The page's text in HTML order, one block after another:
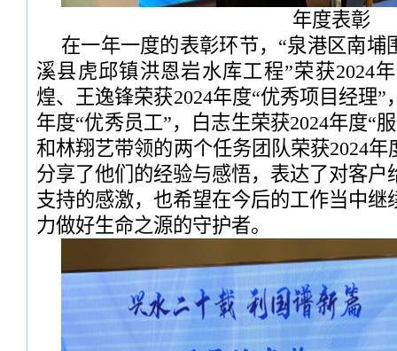
年度表彰
在一年一度的表彰环节，“泉港区南埔
溪县虎邱镇洪恩岩水库工程”荣获2024
煌、王逸锋荣获2024年度“优秀项目经理”
年度“优秀员工”，白志生荣获2024年度“
和林翔艺带领的两个任务团队荣获2024年
分享了他们的经验与感悟，表达了对客户
支持的感激，也希望在今后的工作当中继
力做好生命之源的守护者。